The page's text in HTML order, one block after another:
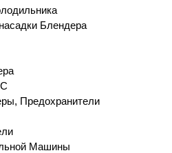
Блендера
Предохранители
Машины